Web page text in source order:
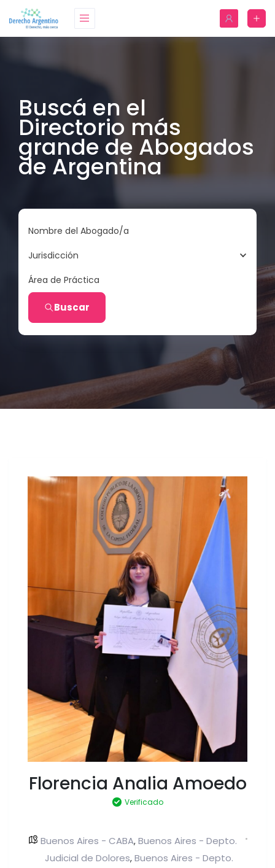
Buscá en el
Directorio más
grande de Abogados
de Argentina
Nombre del Abogado/a
Jurisdicción
Área de Práctica
Buscar
Florencia Analia Amoedo
Verificado
Buenos Aires - CABA, Buenos Aires - Depto.
Judicial de Dolores, Buenos Aires - Depto.